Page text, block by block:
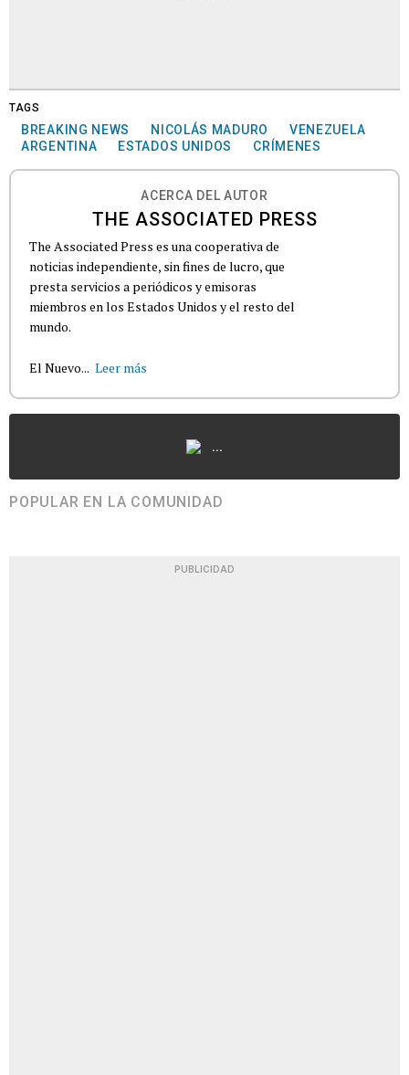
TAGS
BREAKING NEWS NICOLÁS MADURO
VENEZUELA
ARGENTINA
ESTADOS UNIDOS CRÍMENES
ACERCA DEL AUTOR
THE ASSOCIATED PRESS
The Associated Press es una cooperativa de
noticias independiente, sin fines de lucro, que
presta servicios a periódicos y emisoras
miembros en los Estados Unidos y el resto del
mundo.
El Nuevo... Leer más
...
POPULAR EN LA COMUNIDAD
PUBLICIDAD